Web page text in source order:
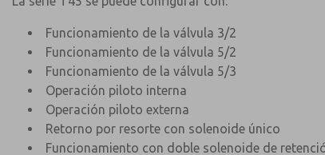
Funcionamiento de la válvula 3/2
Funcionamiento de la válvula 5/2
Funcionamiento de la válvula 5/3
Operación piloto interna
Operación piloto externa
Retorno por resorte con solenoide único
Funcionamiento con doble solenoide de